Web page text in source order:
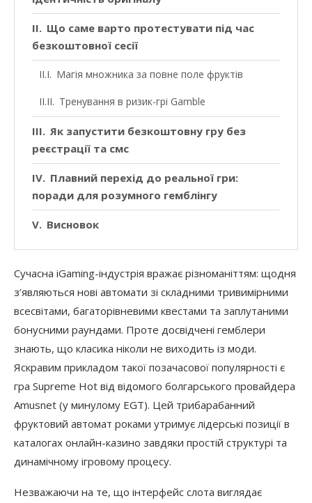
Що саме варто протестувати під час
безкоштовної сесії
Магія множника за повне поле фруктів
Тренування в ризик-грі Gamble
Як запустити безкоштовну гру без
реєстрації та смс
Плавний перехід до реальної гри:
поради для розумного гемблінгу
Висновок
Сучасна iGaming-індустрія вражає різноманіттям: щодня
з’являються нові автомати зі складними тривимірними
всесвітами, багаторівневими квестами та заплутаними
бонусними раундами. Проте досвідчені гемблери
знають, що класика ніколи не виходить із моди.
Яскравим прикладом такої позачасової популярності є
гра Supreme Hot від відомого болгарського провайдера
Amusnet (у минулому EGT). Цей трибарабанний
фруктовий автомат роками утримує лідерські позиції в
каталогах онлайн-казино завдяки простій структурі та
динамічному ігровому процесу.
Незважаючи на те, що інтерфейс слота виглядає